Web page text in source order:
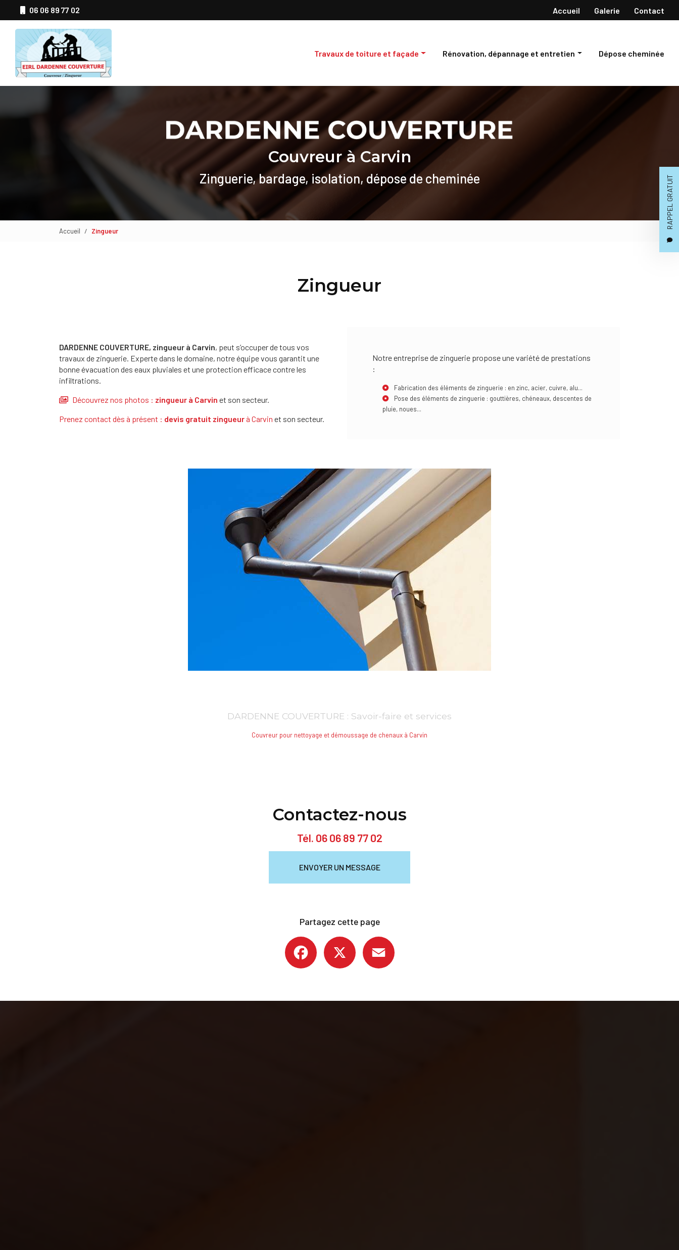
contenu
06 06 89 77 02 Accueil Galerie Contact
RAPPEL GRATUIT
Travaux de toiture et façade
Bardage
Rénovation, dépannage et entretien
Rénovation de charpente et toiture
Dépannage de toiture
Entretien de toiture
Dépose cheminée
Couvreur à Carvin
Zinguerie, bardage, isolation, dépose de cheminée
Accueil Zingueur
Zingueur
DARDENNE COUVERTURE, zingueur à Carvin, peut s’occuper de tous vos
travaux de zinguerie. Experte dans le domaine, notre équipe vous garantit une
bonne évacuation des eaux pluviales et une protection efficace contre les
infiltrations.
Découvrez nos photos : zingueurà Carvin et son secteur.
Prenez contact dès à présent : devis gratuit zingueurà Carvin et son secteur.
Notre entreprise de zinguerie propose une variété de prestations
:
Fabrication des éléments de zinguerie : en zinc, acier, cuivre, alu...
Pose des éléments de zinguerie : gouttières, chéneaux, descentes de
pluie, noues...
DARDENNE COUVERTURE : Savoir-faire et services
Couvreur pour nettoyage et démoussage de chenaux à Carvin
Contactez-nous
Tél. 06 06 89 77 02
ENVOYER UN MESSAGE
Partagez cette page
Facebook